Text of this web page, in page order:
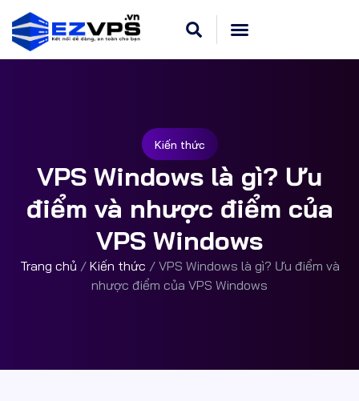
Kiến thức
VPS Windows là gì? Ưu
điểm và nhược điểm của
VPS Windows
Trang chủ / Kiến thức / VPS Windows là gì? Ưu điểm và
nhược điểm của VPS Windows